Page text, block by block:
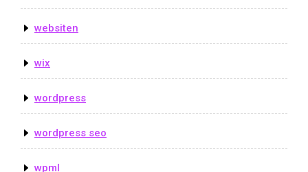
websiten
wix
wordpress
wordpress seo
wpml